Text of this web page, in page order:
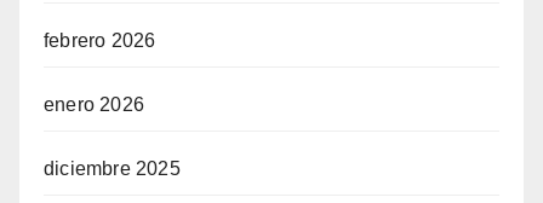
febrero 2026
enero 2026
diciembre 2025